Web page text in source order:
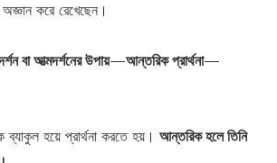
করে রেখেছেন।
বা আত্মদর্শনের উপায়—আন্তরিক প্রার্থনা—
হয়ে প্রার্থনা করতে হয়।আন্তরিক হলে তিনি